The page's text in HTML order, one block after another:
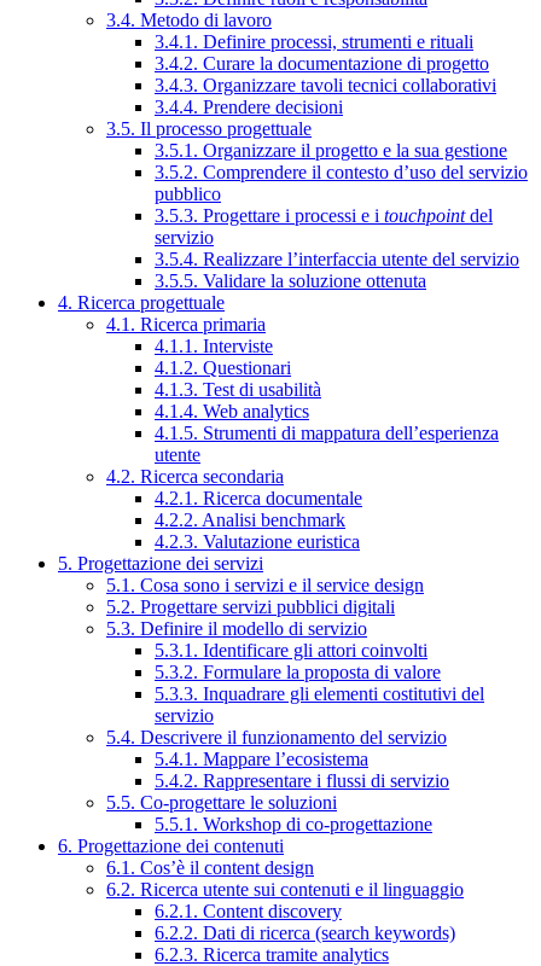
3.4. Metodo di lavoro
3.4.1. Definire processi, strumenti e rituali
3.4.2. Curare la documentazione di progetto
3.4.3. Organizzare tavoli tecnici collaborativi
3.4.4. Prendere decisioni
3.5. Il processo progettuale
3.5.1. Organizzare il progetto e la sua gestione
3.5.2. Comprendere il contesto d’uso del servizio
pubblico
3.5.3. Progettare i processi e i touchpointdel
servizio
3.5.4. Realizzare l’interfaccia utente del servizio
3.5.5. Validare la soluzione ottenuta
4. Ricerca progettuale
4.1. Ricerca primaria
4.1.1. Interviste
4.1.2. Questionari
4.1.3. Test di usabilità
4.1.4. Web analytics
4.1.5. Strumenti di mappatura dell’esperienza
utente
4.2. Ricerca secondaria
4.2.1. Ricerca documentale
4.2.2. Analisi benchmark
4.2.3. Valutazione euristica
5. Progettazione dei servizi
5.1. Cosa sono i servizi e il service design
5.2. Progettare servizi pubblici digitali
5.3. Definire il modello di servizio
5.3.1. Identificare gli attori coinvolti
5.3.2. Formulare la proposta di valore
5.3.3. Inquadrare gli elementi costitutivi del
servizio
5.4. Descrivere il funzionamento del servizio
5.4.1. Mappare l’ecosistema
5.4.2. Rappresentare i flussi di servizio
5.5. Co-progettare le soluzioni
5.5.1. Workshop di co-progettazione
6. Progettazione dei contenuti
6.1. Cos’è il content design
6.2. Ricerca utente sui contenuti e il linguaggio
6.2.1. Content discovery
6.2.2. Dati di ricerca (search keywords)
6.2.3. Ricerca tramite analytics